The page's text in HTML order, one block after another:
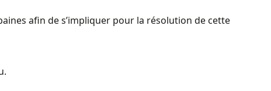
afin de s’impliquer pour la résolution de cette